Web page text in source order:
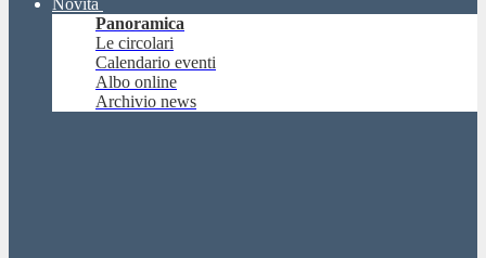
Novità
Panoramica
Le circolari
Calendario eventi
Albo online
Archivio news